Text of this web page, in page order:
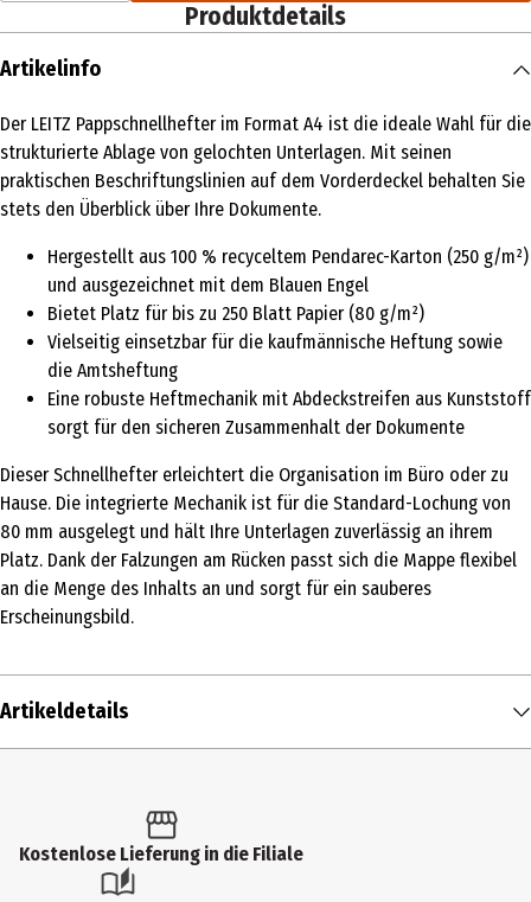
Produktdetails
Artikelinfo
Der LEITZ Pappschnellhefter im Format A4 ist die ideale Wahl für die
strukturierte Ablage von gelochten Unterlagen. Mit seinen
praktischen Beschriftungslinien auf dem Vorderdeckel behalten Sie
stets den Überblick über Ihre Dokumente.
Hergestellt aus 100 % recyceltem Pendarec-Karton (250 g/m²)
und ausgezeichnet mit dem Blauen Engel
Bietet Platz für bis zu 250 Blatt Papier (80 g/m²)
Vielseitig einsetzbar für die kaufmännische Heftung sowie
die Amtsheftung
Eine robuste Heftmechanik mit Abdeckstreifen aus Kunststoff
sorgt für den sicheren Zusammenhalt der Dokumente
Dieser Schnellhefter erleichtert die Organisation im Büro oder zu
Hause. Die integrierte Mechanik ist für die Standard-Lochung von
80 mm ausgelegt und hält Ihre Unterlagen zuverlässig an ihrem
Platz. Dank der Falzungen am Rücken passt sich die Mappe flexibel
an die Menge des Inhalts an und sorgt für ein sauberes
Erscheinungsbild.
Artikeldetails
Produkttyp
Kostenlose Lieferung in die Filiale